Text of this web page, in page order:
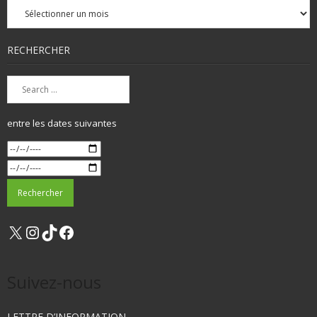
mensuelles
RECHERCHER
entre les dates suivantes
X Instagram
TikTok